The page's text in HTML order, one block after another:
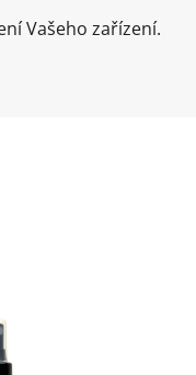
Vašeho zařízení.